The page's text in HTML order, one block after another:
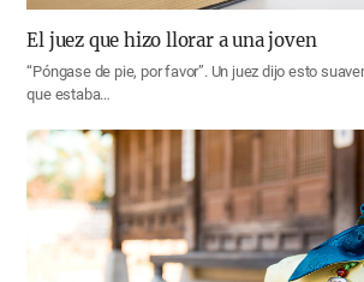
El juez que hizo llorar a una joven
“Póngase de pie, por favor”. Un juez dijo esto
que estaba…